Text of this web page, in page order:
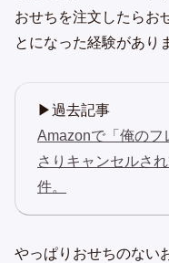
おせちを注文したらお
とになった経験があり
▶過去記事
Amazonで「俺のフ
さりキャンセルさ
件。
やっぱりおせちのない